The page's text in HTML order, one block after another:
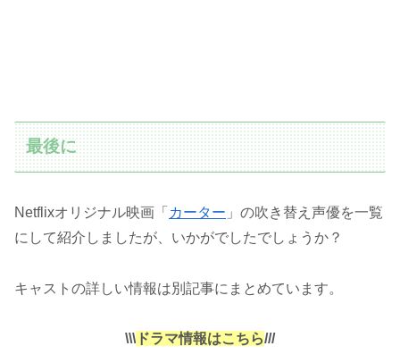
最後に
Netflixオリジナル映画「 カーター 」の吹き替え声優を一覧
にして紹介しましたが、いかがでしたでしょうか？
キャストの詳しい情報は別記事にまとめています。
\\\ ドラマ情報はこちら///